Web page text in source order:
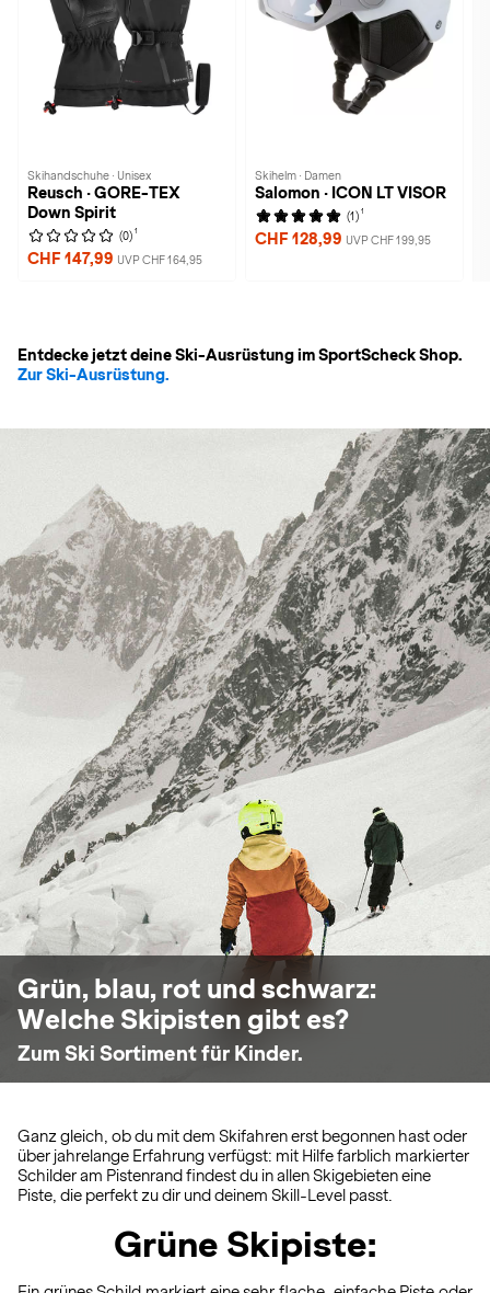
Skihandschuhe · Unisex
Reusch · GORE-TEX
Down Spirit
(0) 1
CHF 147,99 UVP CHF 164,95
Skihelm · Damen
Salomon · ICON LT VISOR
(1) 1
CHF 128,99 UVP CHF 199,95
Entdecke jetzt deine Ski-Ausrüstung im SportScheck Shop.
Zur Ski-Ausrüstung.
Grün, blau, rot und schwarz:
Welche Skipisten gibt es?
Zum Ski Sortiment für Kinder.
Ganz gleich, ob du mit dem Skifahren erst begonnen hast oder
über jahrelange Erfahrung verfügst: mit Hilfe farblich markierter
Schilder am Pistenrand findest du in allen Skigebieten eine
Piste, die perfekt zu dir und deinem Skill-Level passt.
Grüne Skipiste: